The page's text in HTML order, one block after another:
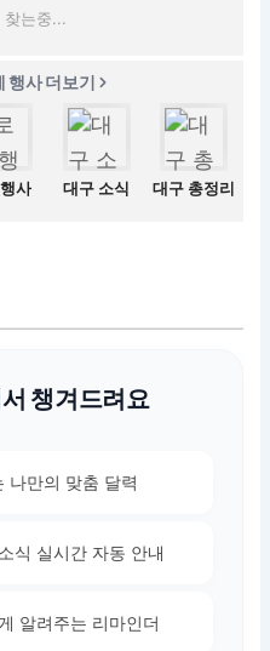
찾는중...
행사 더보기
사 대구 소식 대구 총정리
챙겨드려요
나만의 맞춤 달력
식 실시간 자동 안내
알려주는 리마인더